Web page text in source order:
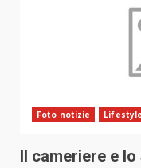
Foto notizie Lifestyle
Il cameriere e